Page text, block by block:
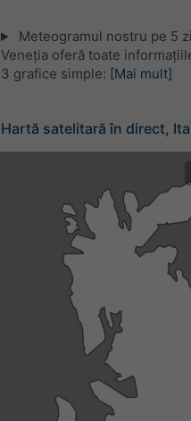
Meteogramul nostru pe 5
Veneția oferă toate
3 grafice simple: [Mai mult]
Hartă satelitară în direct,